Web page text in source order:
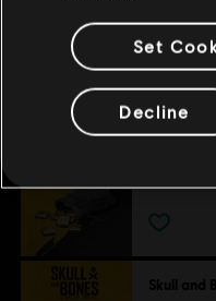
Skull and
Skull and
Set
Decline